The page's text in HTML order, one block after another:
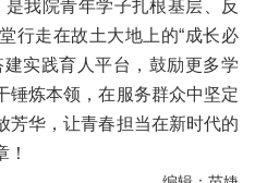
是我院青年学子扎根基层、反
行走在故土大地上的“成长必
实践育人平台，鼓励更多学
锤炼本领，在服务群众中坚定
芳华，让青春担当在新时代的